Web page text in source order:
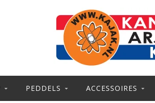
PEDDELS ACCESSOIRES